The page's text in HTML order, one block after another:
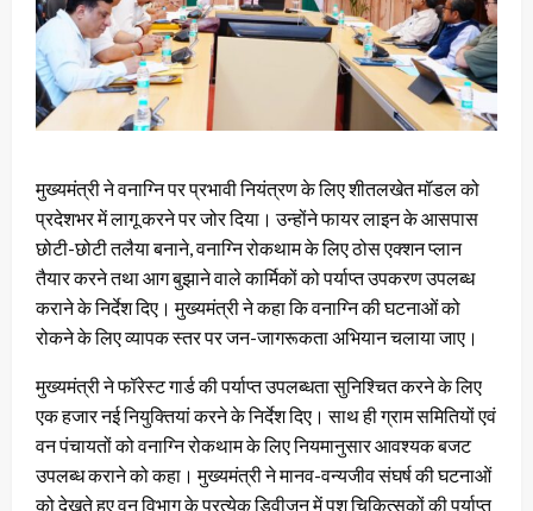
मुख्यमंत्री ने वनाग्नि पर प्रभावी नियंत्रण के लिए शीतलखेत मॉडल को
प्रदेशभर में लागू करने पर जोर दिया। उन्होंने फायर लाइन के आसपास
छोटी-छोटी तलैया बनाने, वनाग्नि रोकथाम के लिए ठोस एक्शन प्लान
तैयार करने तथा आग बुझाने वाले कार्मिकों को पर्याप्त उपकरण उपलब्ध
कराने के निर्देश दिए। मुख्यमंत्री ने कहा कि वनाग्नि की घटनाओं को
रोकने के लिए व्यापक स्तर पर जन-जागरूकता अभियान चलाया जाए।
मुख्यमंत्री ने फॉरेस्ट गार्ड की पर्याप्त उपलब्धता सुनिश्चित करने के लिए
एक हजार नई नियुक्तियां करने के निर्देश दिए। साथ ही ग्राम समितियों एवं
वन पंचायतों को वनाग्नि रोकथाम के लिए नियमानुसार आवश्यक बजट
उपलब्ध कराने को कहा। मुख्यमंत्री ने मानव-वन्यजीव संघर्ष की घटनाओं
को देखते हुए वन विभाग के प्रत्येक डिवीजन में पशु चिकित्सकों की पर्याप्त